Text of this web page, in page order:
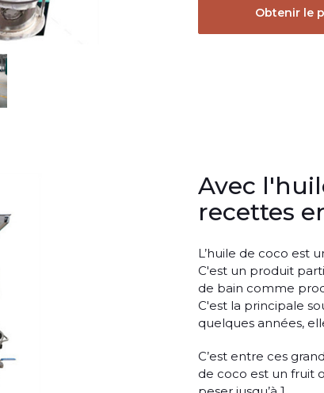
Obtenir le
Avec
recettes
L’huile de coco est
C'est un produit
de bain comme
C'est la principale
quelques années,
C’est entre ces
de coco est un fruit